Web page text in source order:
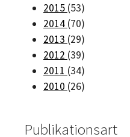
2015 (53)
2014 (70)
2013 (29)
2012 (39)
2011 (34)
2010 (26)
Publikationsart